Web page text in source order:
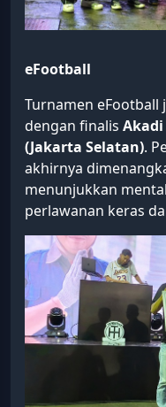
eFootball
Turnamen
dengan finalis Akadi
(Jakarta Selatan).
akhirnya
menunjukkan
perlawanan keras